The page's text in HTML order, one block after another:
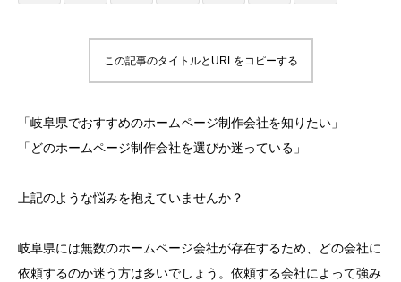
この記事のタイトルとURLをコピーする
「岐阜県でおすすめのホームページ制作会社を知りたい」
「どのホームページ制作会社を選びか迷っている」
上記のような悩みを抱えていませんか？
岐阜県には無数のホームページ会社が存在するため、どの会社に
依頼するのか迷う方は多いでしょう。依頼する会社によって強み